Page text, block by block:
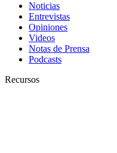
Noticias
Entrevistas
Opiniones
Videos
Notas de Prensa
Podcasts
Recursos